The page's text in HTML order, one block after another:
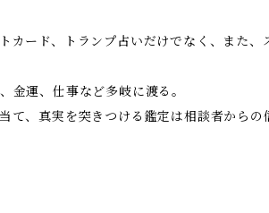
カード、トランプ占いだけでなく、また、
金運、仕事など多岐に渡る。
て、真実を突きつける鑑定は相談者からの